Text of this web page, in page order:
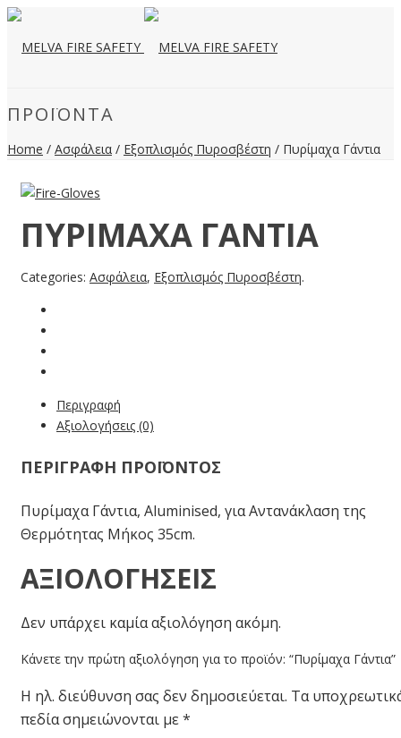
ΠΡΟΪΌΝΤΑ
Home / Ασφάλεια / Εξοπλισμός Πυροσβέστη / Πυρίμαχα Γάντια
ΠΥΡΊΜΑΧΑ ΓΆΝΤΙΑ
Categories: Ασφάλεια, Εξοπλισμός Πυροσβέστη.
Περιγραφή
Αξιολογήσεις (0)
ΠΕΡΙΓΡΑΦΗ ΠΡΟΪΟΝΤΟΣ
Πυρίμαχα Γάντια, Αluminised, για Αντανάκλαση της
Θερμότητας Μήκος 35cm.
ΑΞΙΟΛΟΓΉΣΕΙΣ
Δεν υπάρχει καμία αξιολόγηση ακόμη.
Κάνετε την πρώτη αξιολόγηση για το προϊόν: “Πυρίμαχα Γάντια”
Η ηλ. διεύθυνση σας δεν δημοσιεύεται. Τα
πεδία σημειώνονται με*